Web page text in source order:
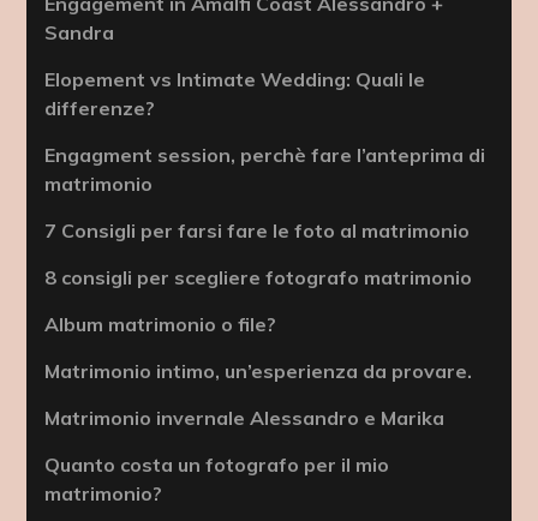
Sandra
Elopement vs Intimate Wedding: Quali le
differenze?
Engagment session, perchè fare l’anteprima di
matrimonio
7 Consigli per farsi fare le foto al matrimonio
8 consigli per scegliere fotografo matrimonio
Album matrimonio o file?
Matrimonio intimo, un’esperienza da provare.
Matrimonio invernale Alessandro e Marika
Quanto costa un fotografo per il mio
matrimonio?